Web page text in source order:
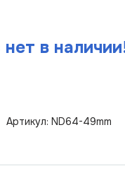
в
Артикул: ND64-49mm